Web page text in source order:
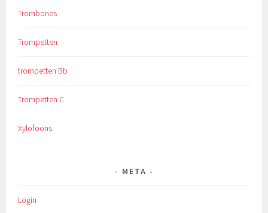
Trombones
Trompetten
trompetten Bb
Trompetten C
Xylofoons
META
Login